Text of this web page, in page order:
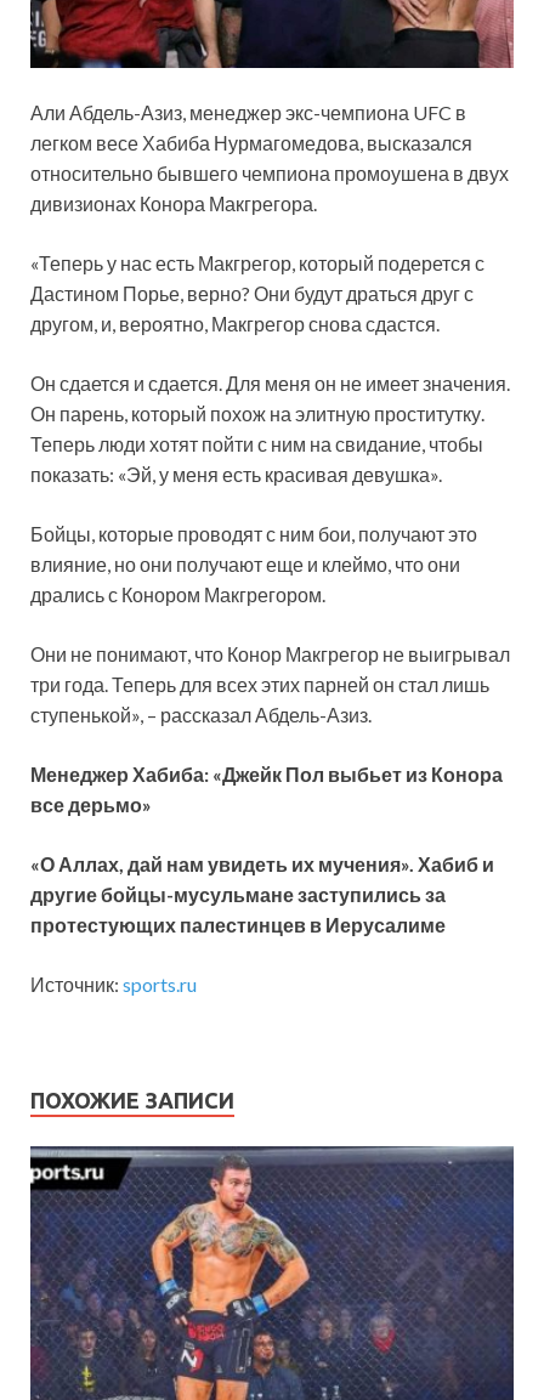
Али Абдель-Азиз, менеджер экс-чемпиона UFC в
легком весе Хабиба Нурмагомедова, высказался
относительно бывшего чемпиона промоушена в двух
дивизионах Конора Макгрегора.
«Теперь у нас есть Макгрегор, который подерется с
Дастином Порье, верно? Они будут драться друг с
другом, и, вероятно, Макгрегор снова сдастся.
Он сдается и сдается. Для меня он не имеет значения.
Он парень, который похож на элитную проститутку.
Теперь люди хотят пойти с ним на свидание, чтобы
показать: «Эй, у меня есть красивая девушка».
Бойцы, которые проводят с ним бои, получают это
влияние, но они получают еще и клеймо, что они
дрались с Конором Макгрегором.
Они не понимают, что Конор Макгрегор не выигрывал
три года. Теперь для всех этих парней он стал лишь
ступенькой», – рассказал Абдель-Азиз.
Менеджер Хабиба: «Джейк Пол выбьет из Конора
все дерьмо»
«О Аллах, дай нам увидеть их мучения». Хабиб и
другие бойцы-мусульмане заступились за
протестующих палестинцев в Иерусалиме
Источник: sports.ru
ПОХОЖИЕ ЗАПИСИ